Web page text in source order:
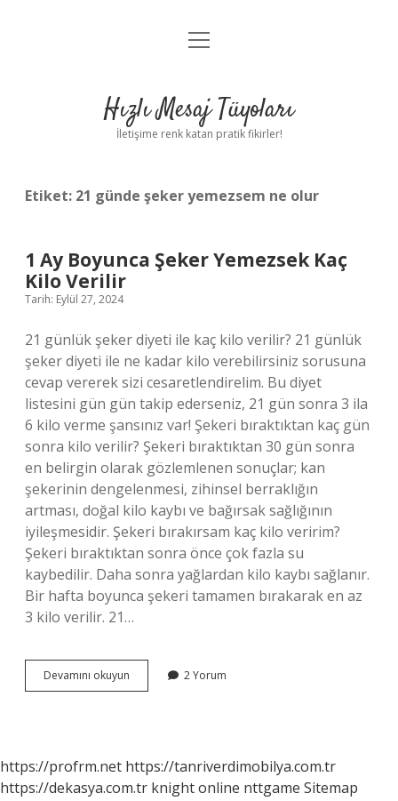
Anasayfa
Yasal Uyarı
menüyü
Hızlı Mesaj Tüyoları
İletişime renk katan pratik fikirler!
Etiket: 21 günde şeker yemezsem ne olur
1 Ay Boyunca Şeker Yemezsek Kaç
Kilo Verilir
Tarih: Eylül 27, 2024
21 günlük şeker diyeti ile kaç kilo verilir? 21 günlük
şeker diyeti ile ne kadar kilo verebilirsiniz sorusuna
cevap vererek sizi cesaretlendirelim. Bu diyet
listesini gün gün takip ederseniz, 21 gün sonra 3 ila
6 kilo verme şansınız var! Şekeri bıraktıktan kaç gün
sonra kilo verilir? Şekeri bıraktıktan 30 gün sonra
en belirgin olarak gözlemlenen sonuçlar; kan
şekerinin dengelenmesi, zihinsel berraklığın
artması, doğal kilo kaybı ve bağırsak sağlığının
iyileşmesidir. Şekeri bırakırsam kaç kilo veririm?
Şekeri bıraktıktan sonra önce çok fazla su
kaybedilir. Daha sonra yağlardan kilo kaybı sağlanır.
Bir hafta boyunca şekeri tamamen bırakarak en az
3 kilo verilir. 21…
Devamını okuyun
Ay
Kilo
Verilir
2 Yorum
https://profrm.net https://tanriverdimobilya.com.tr
https://dekasya.com.tr knight online nttgame Sitemap